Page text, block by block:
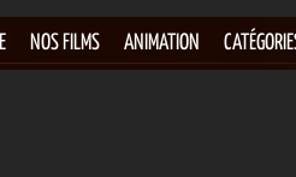
NOS FILMS ANIMATION